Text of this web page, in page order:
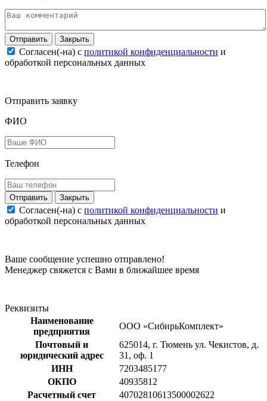
Закрыть
Согласен(-на) c политикой конфиденциальности и
обработкой персональных данных
Отправить заявку
ФИО
Телефон
Закрыть
Согласен(-на) c политикой конфиденциальности и
обработкой персональных данных
Ваше сообщение успешно отправлено!
Менеджер свяжется с Вами в ближайшее время
Реквизиты
Наименование
предприятия
ООО «СибирьКомплект»
Почтовый и
юридический адрес
625014, г. Тюмень ул. Чекистов, д.
31, оф. 1
ИНН
7203485177
ОКПО
40935812
Расчетный счет
40702810613500002622